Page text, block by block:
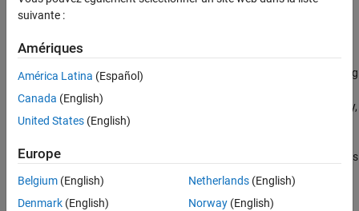
techniques, get design guidance, and automate predefined tasks,
such as checking modeling standards, running tests, and
WithSimulink Copilot, you can search for model components using
relevant MathWorks
documentation and resources. Alternatively,
you can select specific blocks and use Copilot to explain them.
recommends steps to make model changes.
helps
resolve simulation and code generation errors by suggesting root
causes and fixes.
suivante :
Amériques
América Latina (Español)
Canada (English)
United States (English)
Europe
Belgium (English)
Denmark (English)
Netherlands(English)
Norway(English)